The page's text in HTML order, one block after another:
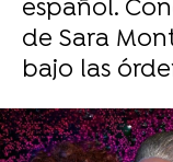
español.
de Sara
bajo las